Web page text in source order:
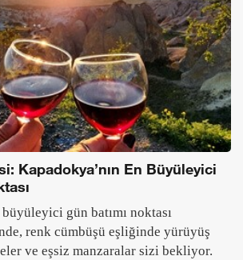
Kapadokya’nın En Büyüleyici
gün batımı noktası
renk cümbüşü eşliğinde yürüyüş
ve eşsiz manzaralar sizi bekliyor.